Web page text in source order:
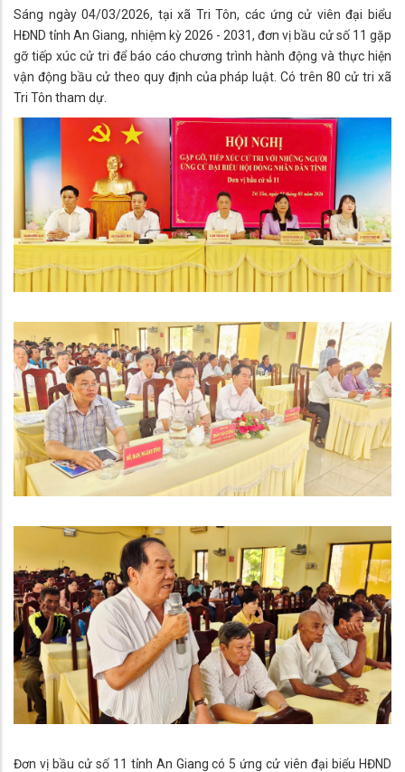
Sáng ngày 04/03/2026, tại xã Tri Tôn, các ứng cử viên đại biểu
HĐND tỉnh An Giang, nhiệm kỳ 2026 - 2031, đơn vị bầu cử số 11 gặp
gỡ tiếp xúc cử tri để báo cáo chương trình hành động và thực hiện
vận động bầu cử theo quy định của pháp luật. Có trên 80 cử tri xã
Tri Tôn tham dự.
Đơn vị bầu cử số 11 tỉnh An Giang có 5 ứng cử viên đại biểu HĐND